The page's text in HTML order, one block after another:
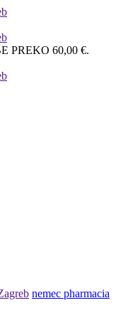
PREKO 60,00 €.
nemec pharmacia